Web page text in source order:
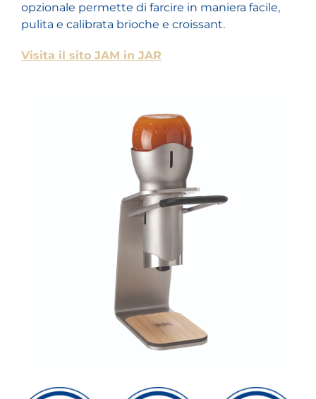
Perché sceglierci
opzionale permette di farcire in maniera facile,
pulita e calibrata brioche e croissant.
Visita il sito JAM in JAR